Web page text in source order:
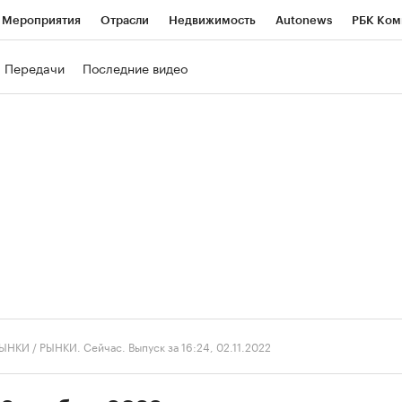
Мероприятия Отрасли Недвижимость Autonews РБК
Передачи Последние видео
/ РЫНКИ. Сейчас. Выпуск за 16:24, 02.11.2022